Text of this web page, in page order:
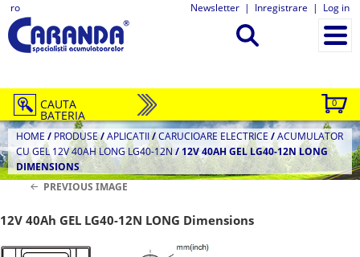
ro Newsletter | Inregistrare | Log in
0
CAUTA
BATERIA
HOME / PRODUSE/APLICATII/CARUCIOARE ELECTRICE /ACUMULATOR
CU GEL 12V 40AH LONG LG40-12N/12V 40AH GEL LG40-12N LONG
DIMENSIONS
PREVIOUS IMAGE
12V 40Ah GEL LG40-12N LONG Dimensions